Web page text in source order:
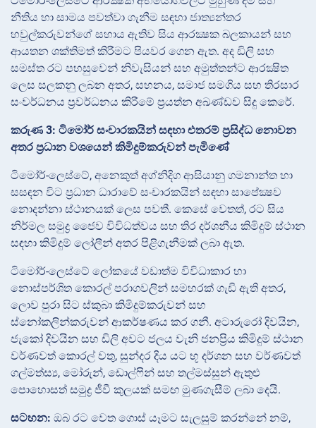
නීතිය හා සාමය පවත්වා ගැනීම සඳහා ජාත්‍යන්තර
හවුල්කරුවන්ගේ සහාය ඇතිව සිය ආරක්‍ෂක බලකායන් සහ
ආයතන ශක්තිමත් කිරීමට පියවර ගෙන ඇත. අද ඩිලි සහ
සමස්ත රට පහසුවෙන් නිවැසියන් සහ අමුත්තන්ට ආරක්‍ෂිත
ලෙස සලකනු ලබන අතර, සහනය, සමාජ සමගිය සහ තිරසාර
සංවර්ධනය ප්‍රවර්ධනය කිරීමේ ප්‍රයත්න අඛණ්ඩව සිදු කෙරේ.
කරුණ 3: ටිමෝර් සංචාරකයින් සඳහා එතරම් ප්‍රසිද්ධ නොවන
අතර ප්‍රධාන වශයෙන් කිමිදුම්කරුවන් පැමිණේ
ටිමෝර්-ලෙස්ටේ, අනෙකුත් අග්නිදිග ආසියානු ගමනාන්ත හා
සසඳන විට ප්‍රධාන ධාරාවේ සංචාරකයින් සඳහා සාපේක්‍ෂව
නොදන්නා ස්ථානයක් ලෙස පවතී. කෙසේ වෙතත්, රට සිය
නිර්මල සමුද්‍ර ජෛව විවිධත්වය සහ තිර දර්ශනීය කිමිදුම් ස්ථාන
සඳහා කිමිදුම් ලෝලීන් අතර පිළිගැනීමක් ලබා ඇත.
ටිමෝර්-ලෙස්ටේ ලෝකයේ වඩාත්ම විවිධාකාර හා
නොස්පර්ශිත කොරල් පරාගවලින් සමහරක් ගැඩී ඇති අතර,
ලොව පුරා සිට ස්කුබා කිමිදුම්කරුවන් සහ
ස්නෝකලින්කරුවන් ආකර්ෂණය කර ගනී. අටාරුරෝ දිවයින,
ජැකෝ දිවයින සහ ඩිලි අවට ජලය වැනි ජනප්‍රිය කිමිදුම් ස්ථාන
වර්ණවත් කොරල් වතු, සුන්දර දිය යට භූ දර්ශන සහ වර්ණවත්
ගල්මත්ස්‍ය, මෝරුන්, ඩොල්ෆින් සහ තල්මස්සුන් ඇතුළු
පොහොසත් සමුද්‍ර ජීවී කුලයක් සමඟ මුණගැසීම් ලබා දෙයි.
සටහන: ඔබ රට වෙත ගොස් යෑමට සැලසුම් කරන්නේ නම්,